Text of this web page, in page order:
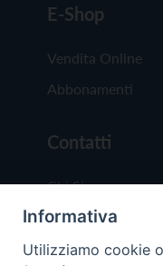
E-Shop
Vendita Online
Abbonamenti
Contatti
Chi Siamo
Redazione
Scrivici
Informativa
Utilizziamo cookie